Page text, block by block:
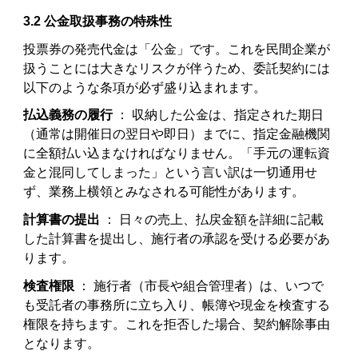
3.2 公金取扱事務の特殊性
投票券の発売代金は「公金」です。これを民間企業が
扱うことには大きなリスクが伴うため、委託契約には
以下のような条項が必ず盛り込まれます。
払込義務の履行： 収納した公金は、指定された期日
（通常は開催日の翌日や即日）までに、指定金融機関
に全額払い込まなければなりません。「手元の運転資
金と混同してしまった」という言い訳は一切通用せ
ず、業務上横領とみなされる可能性があります。
計算書の提出 ： 日々の売上、払戻金額を詳細に記載
した計算書を提出し、施行者の承認を受ける必要があ
ります。
検査権限 ： 施行者（市長や組合管理者）は、いつで
も受託者の事務所に立ち入り、帳簿や現金を検査する
権限を持ちます。これを拒否した場合、契約解除事由
となります。